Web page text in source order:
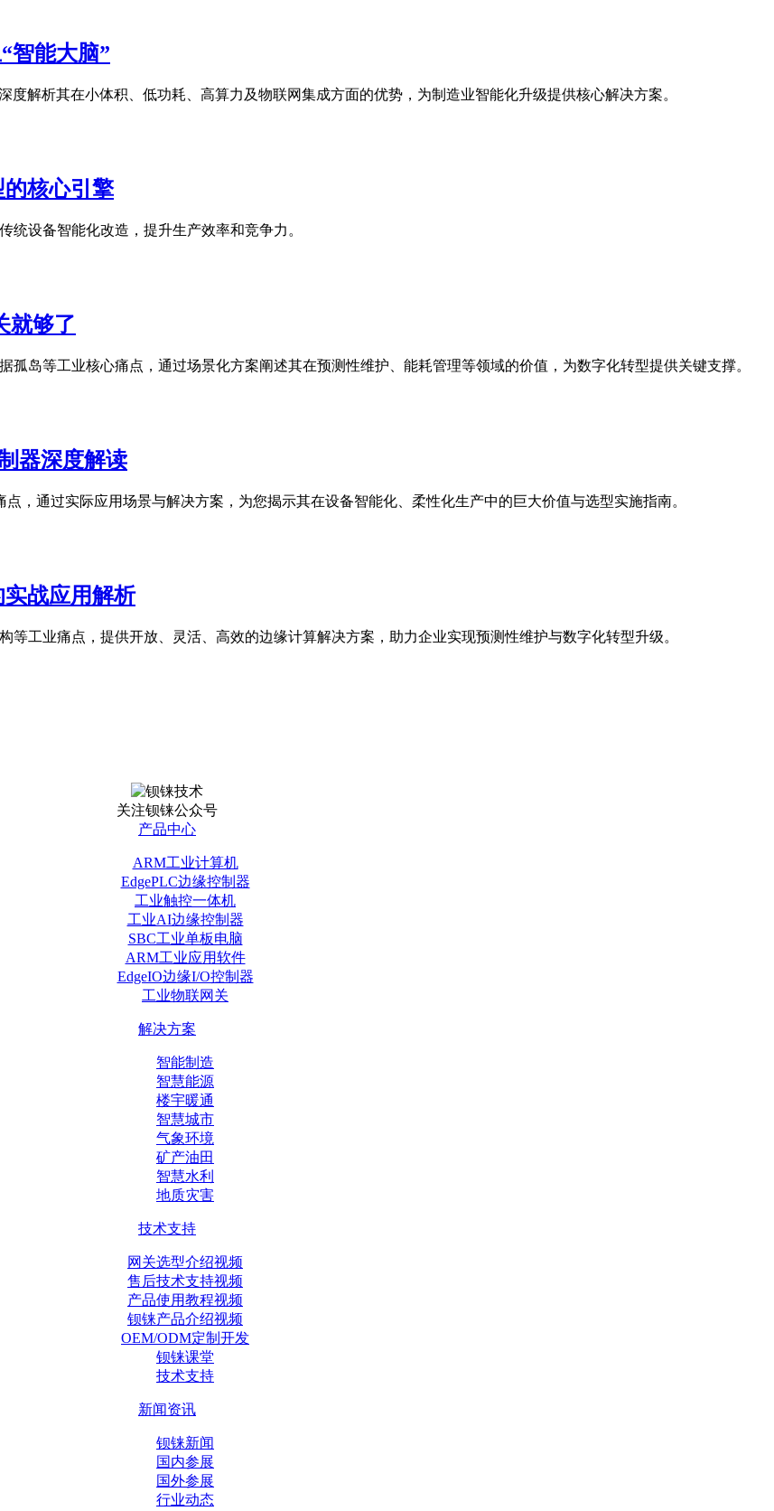
智能大脑”
解析其在小体积、低功耗、高算力及物联网集成方面的优势，为制造业智能化升级提供核心解决方案。
核心引擎
统设备智能化改造，提升生产效率和竞争力。
就够了
岛等工业核心痛点，通过场景化方案阐述其在预测性维护、能耗管理等领域的价值，为数字化转型提供关键支撑。
器深度解读
，通过实际应用场景与解决方案，为您揭示其在设备智能化、柔性化生产中的巨大价值与选型实施指南。
战应用解析
工业痛点，提供开放、灵活、高效的边缘计算解决方案，助力企业实现预测性维护与数字化转型升级。
关注钡铼公众号
产品中心
ARM工业计算机
EdgePLC边缘控制器
工业触控一体机
工业AI边缘控制器
SBC工业单板电脑
ARM工业应用软件
EdgeIO边缘I/O控制器
工业物联网关
解决方案
智能制造
智慧能源
楼宇暖通
智慧城市
气象环境
矿产油田
智慧水利
地质灾害
技术支持
网关选型介绍视频
售后技术支持视频
产品使用教程视频
钡铼产品介绍视频
OEM/ODM定制开发
钡铼课堂
技术支持
新闻资讯
钡铼新闻
国内参展
国外参展
行业动态